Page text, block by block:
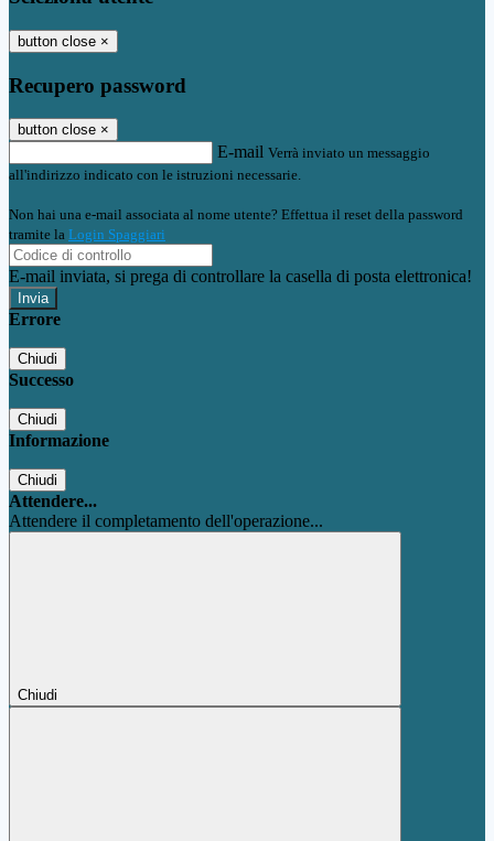
button close ×
Recupero password
button close ×
E-mail Verrà inviato un messaggio
all'indirizzo indicato con le istruzioni necessarie.
Non hai una e-mail associata al nome utente? Effettua il reset della password
tramite la Login Spaggiari
E-mail inviata, si prega di controllare la casella di posta elettronica!
Errore
Chiudi
Successo
Chiudi
Informazione
Chiudi
Attendere...
Attendere il completamento dell'operazione...
Chiudi